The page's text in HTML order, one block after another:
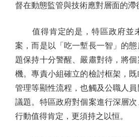
督在動態監管與技術應對層面的滯
值得肯定的是，特區政府並
案，而是以「吃一塹長一智」的
題保持十分警醒、嚴肅對待，將
機。專責小組確立的檢討框架，
管理等顯性流程，也觸及公職人
議題。特區政府對個案進行深層
行動值得肯定，更須持之以恒。